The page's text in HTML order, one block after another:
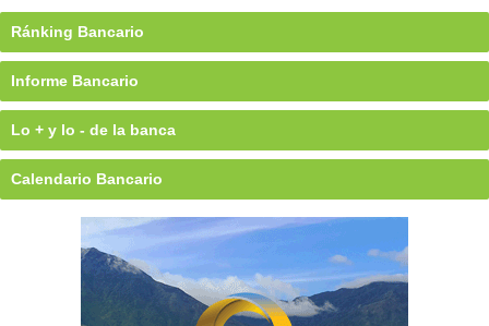
Ránking Bancario
Informe Bancario
Lo + y lo - de la banca
Calendario Bancario